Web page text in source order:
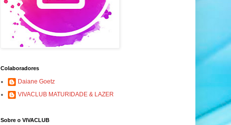
Colaboradores
Daiane Goetz
VIVACLUB MATURIDADE & LAZER
Sobre o VIVACLUB